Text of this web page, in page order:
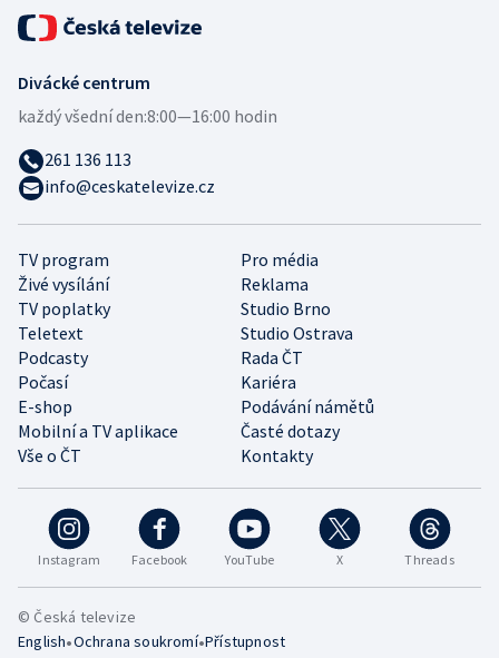
Instagram Facebook YouTube X Threads
TV program
Pro média
Živé vysílání
Reklama
TV poplatky
Studio Brno
Teletext
Studio Ostrava
Podcasty
Rada ČT
Počasí
Kariéra
E-shop
Podávání námětů
Mobilní a TV aplikace
Časté dotazy
Vše o ČT
Kontakty
Divácké centrum
každý všední den:8:00—16:00 hodin
261 136 113
info@ceskatelevize.cz
© Česká televize
English•Ochrana soukromí•Přístupnost